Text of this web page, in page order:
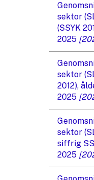
sektor
(SSYK
2025
sektor
2012),
2025
sektor
siffrig
2025